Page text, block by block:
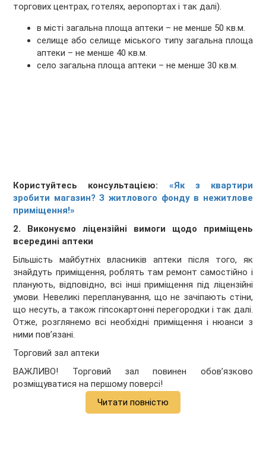
торгових центрах, готелях, аеропортах і так далі).
в місті загальна площа аптеки – не менше 50 кв.м.
селище або селище міського типу загальна площа
аптеки – не менше 40 кв.м.
село загальна площа аптеки – не менше 30 кв.м.
Користуйтесь консультацією: «Як з квартири
зробити магазин? З житлового фонду в нежитлове
приміщення!»
2. Виконуємо ліцензійні вимоги щодо приміщень
всередині аптеки
Більшість майбутніх власників аптеки після того, як
знайдуть приміщення, роблять там ремонт самостійно і
планують, відповідно, всі інші приміщення під ліцензійні
умови. Невеликі перепланування, що не зачіпають стіни,
що несуть, а також гіпсокартонні перегородки і так далі.
Отже, розглянемо всі необхідні приміщення і нюанси з
ними пов’язані.
Торговий зал аптеки
ВАЖЛИВО! Торговий зал повинен обов’язково
розміщуватися на першому поверсі!
Читати повністю